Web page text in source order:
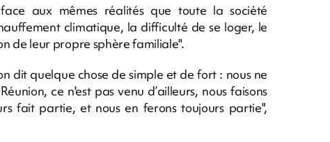
aux mêmes réalités que toute la société
climatique, la difficulté de se loger, le
de leur propre sphère familiale".
dit quelque chose de simple et de fort : nous ne
ce n'est pas venu d’ailleurs, nous faisons
fait partie, et nous en ferons toujours partie",